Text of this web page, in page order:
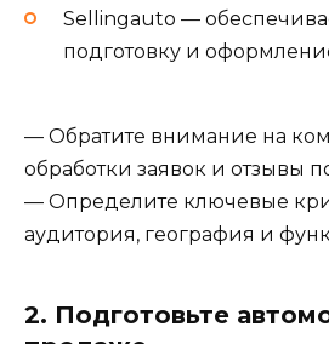
Sellingauto —
подготовку и
— Обратите внимание на
обработки заявок и отзывы
— Определите ключевые
аудитория, география и
2. Подготовьте